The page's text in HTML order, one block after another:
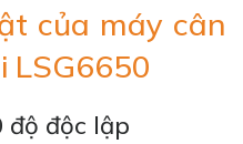
của máy cân
LSG6650
độc lập